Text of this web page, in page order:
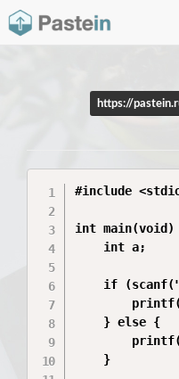
https://
#include
int
    int a;
if
    } else {
    }